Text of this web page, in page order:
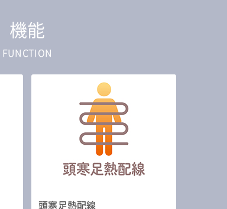
機能
FUNCTION
頭寒足熱配線